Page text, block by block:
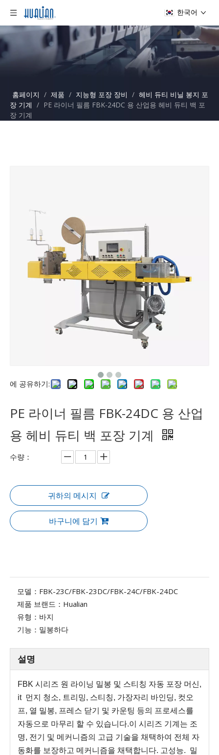
한국어
홈페이지 / 제품 / 지능형 포장 장비 / 헤비 듀티 비닐 봉지 포
장 기계 / PE 라이너 필름 FBK-24DC 용 산업용 헤비 듀티 백 포
장 기계
에 공유하기:
PE 라이너 필름 FBK-24DC 용 산업
용 헤비 듀티 백 포장 기계
수량：
귀하의 메시지
바구니에 담기
모델： FBK-23C/FBK-23DC/FBK-24C/FBK-24DC
제품 브랜드： Hualian
유형： 바지
기능： 밀봉하다
설명
FBK 시리즈 원 라이닝 밀봉 및 스티칭 자동 포장 머신,
it 먼지 청소, 트리밍, 스티칭, 가장자리 바인딩, 컷오
프, 열 밀봉, 프레스 닫기 및 카운팅 등의 프로세스를
자동으로 마무리 할 수 ​​있습니다.이 시리즈 기계는 조
명, 전기 및 메커니즘의 고급 기술을 채택하여 전체 자
동화를 보장하고 메커니즘을 채택합니다. 고성능. 밀